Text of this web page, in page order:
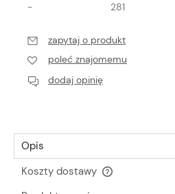
- 281
zapytaj o produkt
poleć znajomemu
dodaj opinię
Opis
Koszty dostawy
Cena nie zawiera ewentualnych